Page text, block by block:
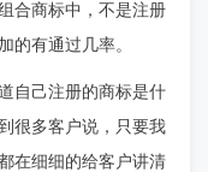
合商标中，不是注册
的有通过几率。
自己注册的商标是什
很多客户说，只要我
在细细的给客户讲清